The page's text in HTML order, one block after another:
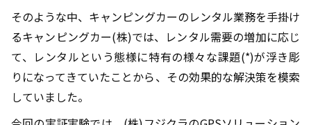
そのような中、キャンピングカーのレンタル業務を手掛け
るキャンピングカー(株)では、レンタル需要の増加に応じ
て、レンタルという態様に特有の様々な課題(*)が浮き彫
りになってきていたことから、その効果的な解決策を模索
していました。